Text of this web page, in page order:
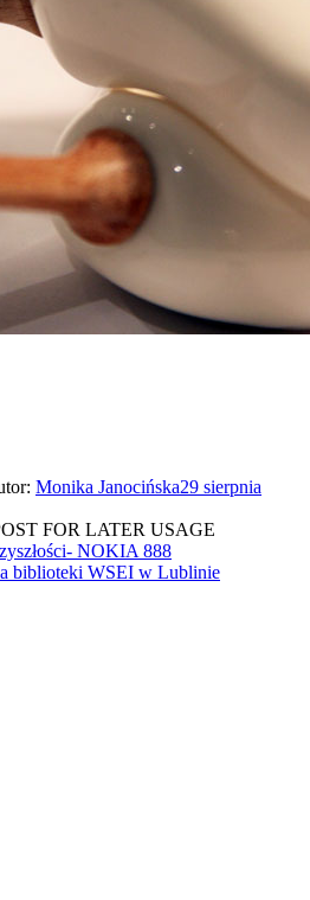
Monika Janocińska29 sierpnia
FOR LATER USAGE
NOKIA 888
biblioteki WSEI w Lublinie